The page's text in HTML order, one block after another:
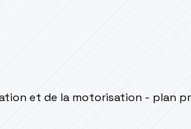
et de la motorisation - plan